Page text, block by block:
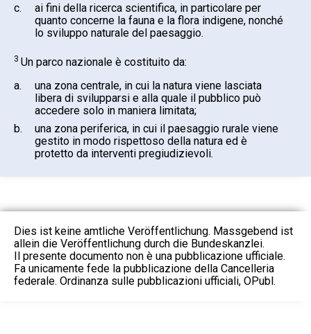
c.
ai fini della ricerca scientifica, in particolare per
quanto concerne la fauna e la flora indigene, nonché
lo sviluppo naturale del paesaggio.
3 Un parco nazionale è costituito da:
a.
una zona centrale, in cui la natura viene lasciata
libera di svilupparsi e alla quale il pubblico può
accedere solo in maniera limitata;
b.
una zona periferica, in cui il paesaggio rurale viene
gestito in modo rispettoso della natura ed è
protetto da interventi pregiudizievoli.
Dies ist keine amtliche Veröffentlichung. Massgebend ist
allein die Veröffentlichung durch die Bundeskanzlei.
Il presente documento non è una pubblicazione ufficiale.
Fa unicamente fede la pubblicazione della Cancelleria
federale. Ordinanza sulle pubblicazioni ufficiali, OPubl.